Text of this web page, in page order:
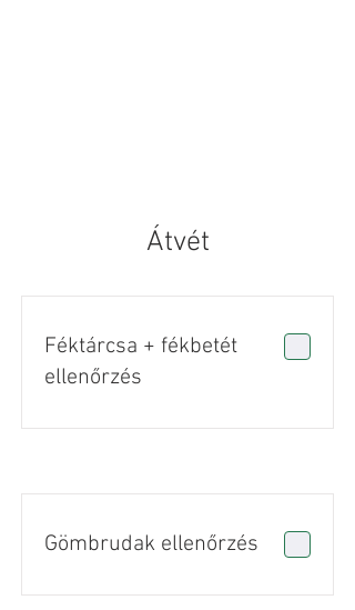
Átvét
Féktárcsa + fékbetét
ellenőrzés
Gömbrudak ellenőrzés